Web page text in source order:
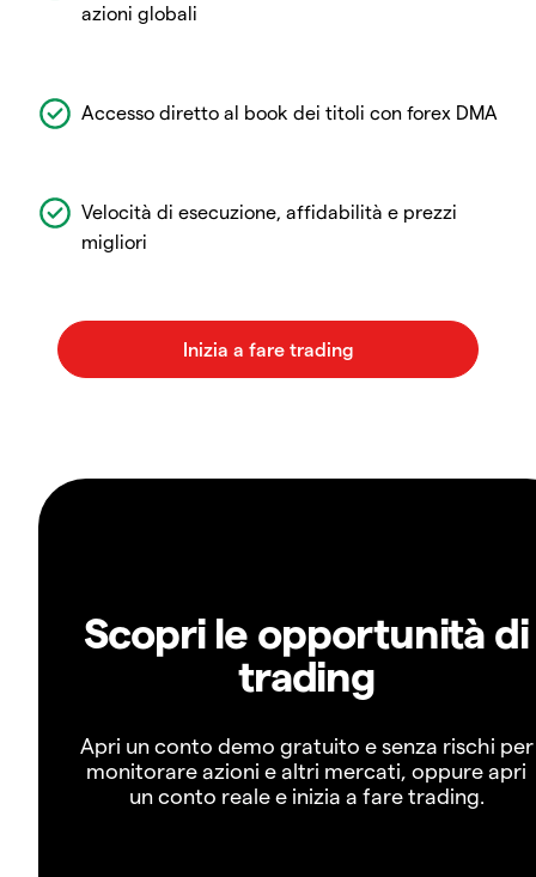
azioni globali
Accesso diretto al book dei titoli con forex DMA
Velocità di esecuzione, affidabilità e prezzi
migliori
Scopri le opportunità di
trading
Apri un conto demo gratuito e senza rischi per
monitorare azioni e altri mercati, oppure apri
un conto reale e inizia a fare trading.